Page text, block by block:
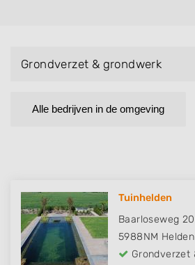
Grondverzet & grondwerk
Alle bedrijven in de omgeving
Tuinhelden
Baarloseweg 20
5988NM Helden
Grondverzet